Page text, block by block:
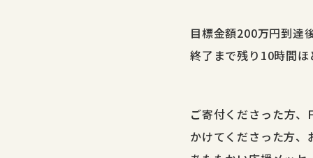
目標金額200万円到達
終了まで残り10時間
ご寄付くださった方
かけてくださった方、